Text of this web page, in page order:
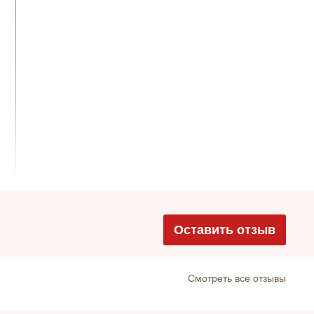
Оставить отзыв
Cмотреть все отзывы